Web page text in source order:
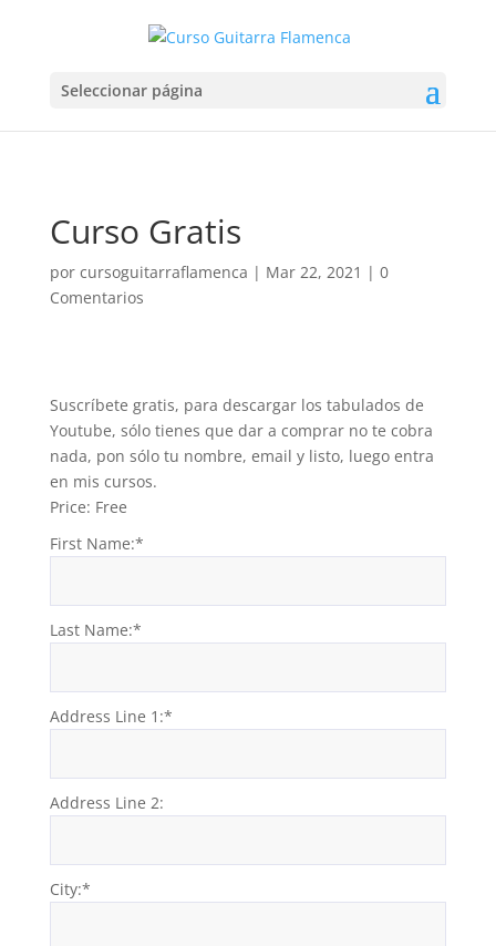
Seleccionar página
Curso Gratis
por cursoguitarraflamenca | Mar 22, 2021 | 0
Comentarios
Suscríbete gratis, para descargar los tabulados de
Youtube, sólo tienes que dar a comprar no te cobra
nada, pon sólo tu nombre, email y listo, luego entra
en mis cursos.
Price: Free
First Name:*
Last Name:*
Address Line 1:*
Address Line 2:
City:*